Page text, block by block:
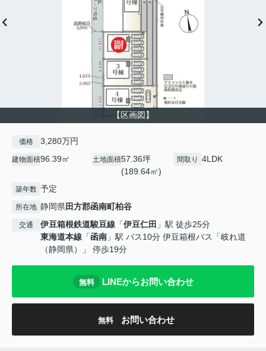
【区画図】
価格 3,280万円
建物面積96.39㎡ 土地面積57.36坪
(189.64㎡)
間取り 4LDK
築年数 予定
所在地 静岡県田方郡函南町柏谷
交通 伊豆箱根鉄道駿豆線 「伊豆仁田 」駅 徒歩25分
東海道本線 「函南 」駅 バス10分 伊豆箱根バス「岐れ道
（静岡県）」 停歩19分
無料 LINEからお問い合わせ
無料 お問い合わせ